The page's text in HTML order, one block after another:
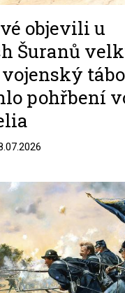
objevili u
Šuranů
pohřbení